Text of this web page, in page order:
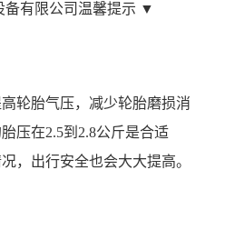
有限公司温馨提示 ▼
轮胎气压，减少轮胎磨损消
压在2.5到2.8公斤是合适
，出行安全也会大大提高。